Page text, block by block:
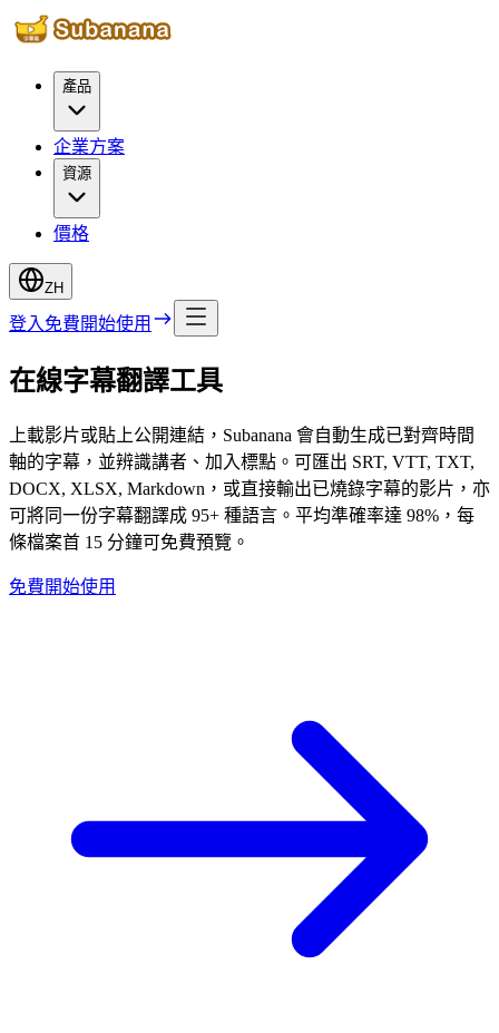
產品
企業方案
資源
價格
ZH
登入 免費開始使用
在線字幕翻譯工具
上載影片或貼上公開連結，Subanana 會自動生成已對齊時間
軸的字幕，並辨識講者、加入標點。可匯出 SRT, VTT, TXT,
DOCX, XLSX, Markdown，或直接輸出已燒錄字幕的影片，亦
可將同一份字幕翻譯成 95+ 種語言。平均準確率達 98%，每
條檔案首 15 分鐘可免費預覽。
免費開始使用